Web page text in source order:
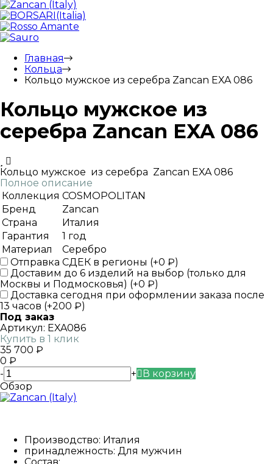
Главная
Кольца
Кольцо мужское из серебра Zancan EXA 086
Кольцо мужское из
серебра Zancan EXA 086
Кольцо мужское из серебра Zancan EXA 086
Полное описание
Коллекция COSMOPOLITAN
Бренд
Zancan
Страна
Италия
Гарантия
1 год
Материал
Серебро
Отправка СДЕК в регионы (+0 ₽)
Доставим до 6 изделий на выбор (только для
Москвы и Подмосковья) (+0 ₽)
Доставка сегодня при оформлении заказа после
13 часов (+200 ₽)
Под заказ
Артикул: EXA086
Купить в 1 клик
35 700 ₽
0 ₽
-
+
В корзину
Обзор
Производство: Италия
принадлежность: Для мужчин